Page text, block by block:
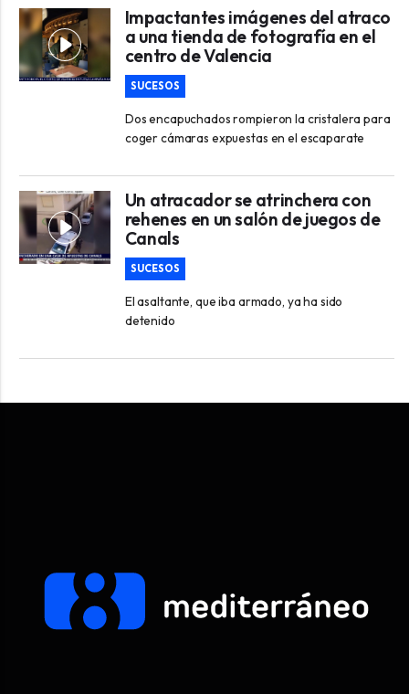
Impactantes imágenes del atraco
a una tienda de fotografía en el
centro de Valencia
SUCESOS
Dos encapuchados rompieron la cristalera para
coger cámaras expuestas en el escaparate
Un atracador se atrinchera con
rehenes en un salón de juegos de
Canals
SUCESOS
El asaltante, que iba armado, ya ha sido
detenido